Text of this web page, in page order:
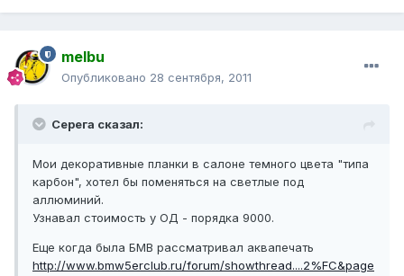
melbu
Опубликовано 28 сентября, 2011
Cepeгa сказал:
Мои декоративные планки в салоне темного цвета "типа
карбон", хотел бы поменяться на светлые под
аллюминий.
Узнавал стоимость у ОД - порядка 9000.
Еще когда была БМВ рассматривал аквапечать
http://www.bmw5erclub.ru/forum/showthread....2%FC&page